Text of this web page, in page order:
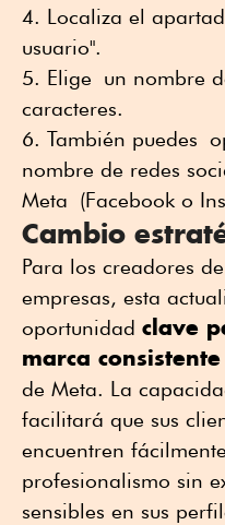
Localiza el
usuario".
Elige un nombre
caracteres.
También puedes
nombre de redes
Meta (Facebook o
Cambio
Para los creadores
empresas, esta
oportunidad clave
marca consistente
de Meta. La
facilitará que sus
encuentren
profesionalismo sin
sensibles en sus